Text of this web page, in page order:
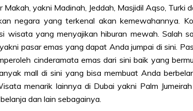
yakni Madinah, Jeddah, Masjidil Aqso, Turki
negara yang terkenal akan kemewahannya.
wisata yang menyajikan hiburan mewah. Salah
pasar emas yang dapat Anda jumpai di sini.
cinderamata emas dari sini baik yang
mall di sini yang bisa membuat Anda
menarik lainnya di Dubai yakni Palm
dan lain sebagainya.